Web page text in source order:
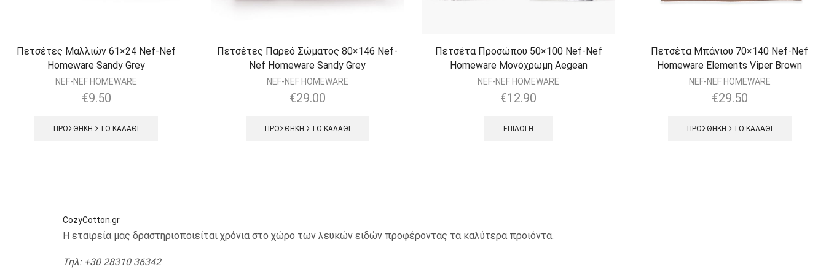
Πετσέτες Μαλλιών 61×24 Nef-Nef
Homeware Sandy Grey
NEF-NEF HOMEWARE
€9.50
ΠΡΟΣΘΉΚΗ ΣΤΟ ΚΑΛΆΘΙ
Πετσέτες Παρεό Σώματος 80×146 Nef-
Nef Homeware Sandy Grey
NEF-NEF HOMEWARE
€29.00
ΠΡΟΣΘΉΚΗ ΣΤΟ ΚΑΛΆΘΙ
Πετσέτα Προσώπου 50×100 Nef-Nef
Homeware Μονόχρωμη Aegean
NEF-NEF HOMEWARE
€12.90
ΕΠΙΛΟΓΉ
Πετσέτα Μπάνιου 70×140 Nef-Nef
Homeware Elements Viper Brown
NEF-NEF HOMEWARE
€29.50
ΠΡΟΣΘΉΚΗ ΣΤΟ ΚΑΛΆΘΙ
CozyCotton.gr
Η εταιρεία μας δραστηριοποιείται χρόνια στο χώρο των λευκών ειδών προφέροντας τα καλύτερα προιόντα.
Τηλ: +30 28310 36342